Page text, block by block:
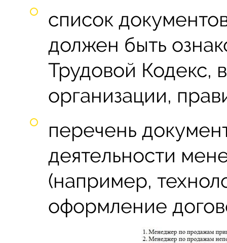
список
должен быть
Трудовой Кодекс,
организации,
перечень
деятельности
(например,
оформление